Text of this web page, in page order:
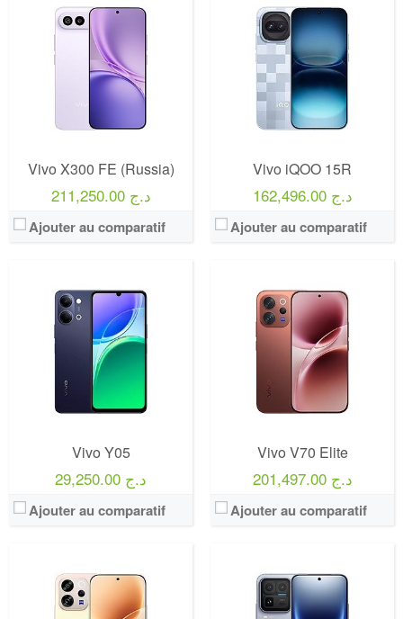
Vivo X300 FE (Russia)
211,250.00 د.ج
Ajouter au comparatif
Vivo iQOO 15R
162,496.00 د.ج
Ajouter au comparatif
Vivo Y05
29,250.00 د.ج
Ajouter au comparatif
Vivo V70 Elite
201,497.00 د.ج
Ajouter au comparatif